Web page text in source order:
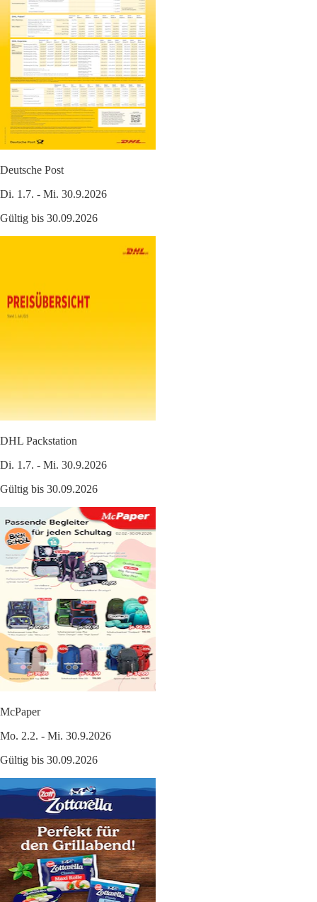
Deutsche Post
Di. 1.7. - Mi. 30.9.2026
Gültig bis 30.09.2026
DHL Packstation
Di. 1.7. - Mi. 30.9.2026
Gültig bis 30.09.2026
McPaper
Mo. 2.2. - Mi. 30.9.2026
Gültig bis 30.09.2026